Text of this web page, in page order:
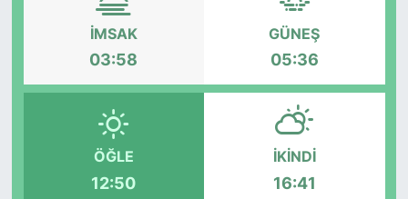
İMSAK
03:58
GÜNEŞ
05:36
ÖĞLE
12:50
İKINDI
16:41
RÖPORTAJ
SAĞLIK
SARIYER İMAR BARIŞI